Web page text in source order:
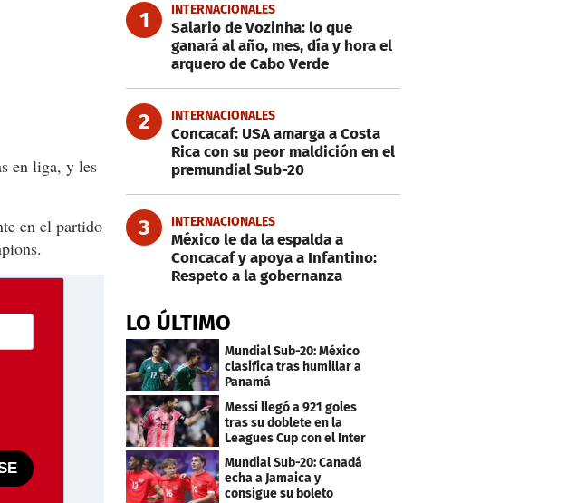
en liga, y les
en el partido
1 INTERNACIONALES
Salario de Vozinha: lo que
ganará al año, mes, día y hora el
arquero de Cabo Verde
2 INTERNACIONALES
Concacaf: USA amarga a Costa
Rica con su peor maldición en el
premundial Sub-20
3 INTERNACIONALES
México le da la espalda a
Concacaf y apoya a Infantino:
Respeto a la gobernanza
LO ÚLTIMO
Mundial Sub-20: México
clasifica tras humillar a
Panamá
Messi llegó a 921 goles
tras su doblete en la
Leagues Cup con el Inter
Miami
Mundial Sub-20: Canadá
echa a Jamaica y
consigue su boleto